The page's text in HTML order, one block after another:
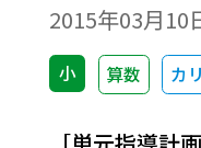
2015年03月10
小 算数 カ